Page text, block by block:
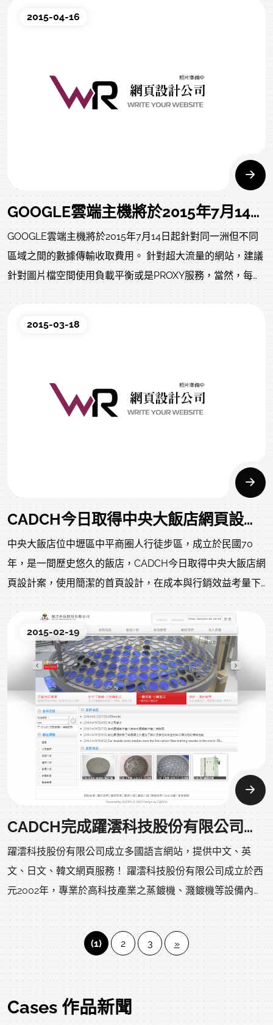
Singapore network is powered by Cisco ASR 9000-series
routers, and currently blends transit from Telstra/Pacnet
Speedtest page to test latency and download speeds.
2015-04-16
GOOGLE雲端主機將於2015年7月14日起針對同一洲但不同區域之間的數據傳輸收取費用。
GOOGLE雲端主機將於2015年7月14日起針對同一洲但不同
區域之間的數據傳輸收取費用。 針對超大流量的網站，建議
針對圖片檔空間使用負載平衡或是PROXY服務，當然，每
GB才0.01美金，其實也不會太多錢。 詳情可至GOOGLE網
2015-03-18
CADCH今日取得中央大飯店網頁設計案
中央大飯店位中壢區中平商圈人行徒步區，成立於民國70
年，是一間歷史悠久的飯店，CADCH今日取得中央大飯店網
頁設計案，使用簡潔的首頁設計，在成本與行銷效益考量下
製作中價位網站。
2015-02-19
CADCH完成躍澐科技股份有限公司多國語言網頁設計
躍澐科技股份有限公司成立多國語言網站，提供中文、英
文、日文、韓文網頁服務！ 躍澐科技股份有限公司成立於西
元2002年，專業於高科技產業之蒸鍍機、濺鍍機等設備內製
作，硬体相關零組件和夾製具機構等，配合國外廠商技術開
發，並代理半導體封裝廠，LED晶粒廠及LED封裝廠，光
學，通訊元件，光電產業使用之各式各樣的產品.如探針，頂
針，吸嘴，推刀，檢測耗材，LED紅黃光，藍光Wafer
Bonding機。
(1) 2 3 »
Cases 作品新聞